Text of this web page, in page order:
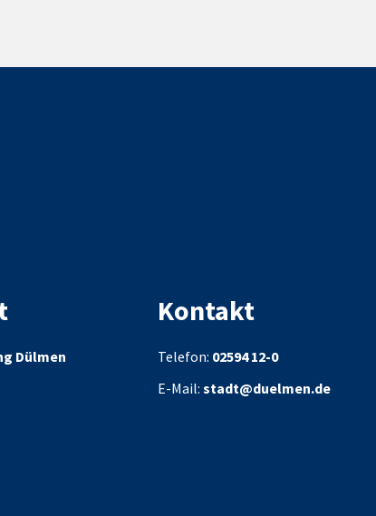
Dülmen
Kontakt
Telefon: 02594 12-0
E-Mail: stadt@duelmen.de